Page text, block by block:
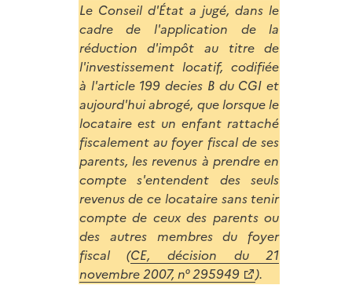
Le Conseil d'État a jugé, dans le
cadre de l'application de la
réduction d'impôt au titre de
l'investissement locatif, codifiée
à l'article 199 decies B du CGI et
aujourd'hui abrogé, que lorsque le
locataire est un enfant rattaché
fiscalement au foyer fiscal de ses
parents, les revenus à prendre en
compte s'entendent des seuls
revenus de ce locataire sans tenir
compte de ceux des parents ou
des autres membres du foyer
fiscal (CE, décision du 21
novembre 2007, n° 295949
).